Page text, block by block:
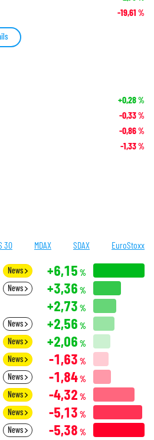
-19,61 %
+0,28%
-0,33%
-0,86%
-1,33%
30 MDAX SDAX EuroStoxx
News +6,15 %
News +3,36 %
+2,73 %
News +2,56 %
News +2,06 %
News -1,63 %
News -1,84%
News -4,32 %
News -5,13 %
News -5,38 %